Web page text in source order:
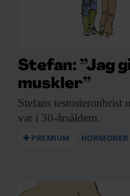
Stefan: ”Jag
muskler”
Stefans testosteronbrist
var i 30-årsåldern.
PREMIUM HORMONER